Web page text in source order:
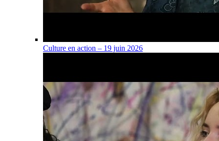
Culture en action – 19 juin 2026